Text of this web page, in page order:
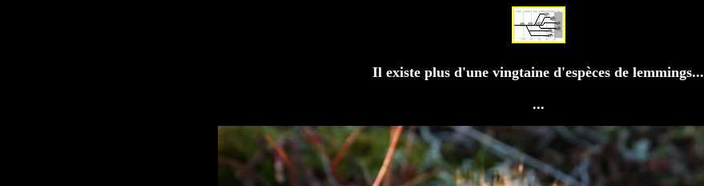
Il existe plus d'une vingtaine d'espèces de lemmings...
...